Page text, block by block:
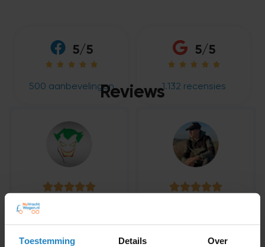
Toestemming Details Over
5/5
    
500 aanbevelingen
5/5
    
1.132 recensies
Reviews

“ Had een dag cursus gedaan
voor module 2 en wat denk je
13 fout mag hebben had ik er

en elke vraag die behandeld
cbr vragen al met al top